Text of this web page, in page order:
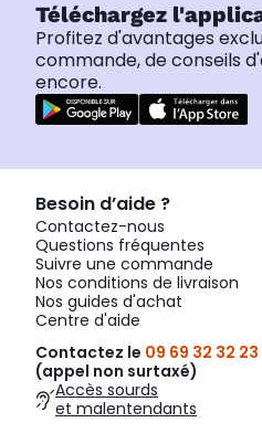
Téléchargez
Profitez d'avantages
commande, de conseils
encore.
Besoin d’aide ?
Contactez-nous
Questions fréquentes
Suivre une commande
Nos conditions de livraison
Nos guides d'achat
Centre d'aide
Contactez le 09 69 32 32 23
(appel non surtaxé)
Accès sourds
et malentendants